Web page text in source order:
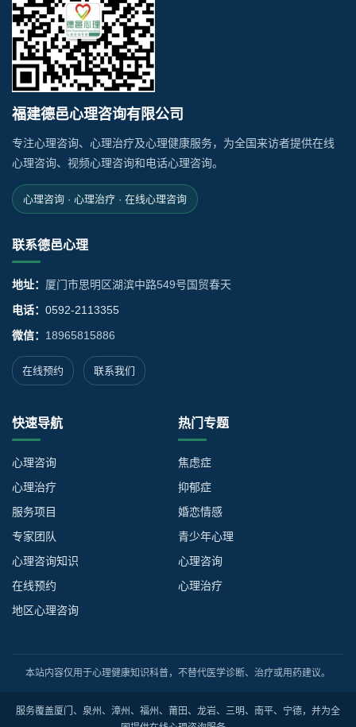
福建德邑心理咨询有限公司
专注心理咨询、心理治疗及心理健康服务，为全国来访者提供在线
心理咨询、视频心理咨询和电话心理咨询。
心理咨询 · 心理治疗 · 在线心理咨询
联系德邑心理
地址： 厦门市思明区湖滨中路549号国贸春天
电话： 0592-2113355
微信： 18965815886
在线预约 联系我们
快速导航
心理咨询
心理治疗
服务项目
专家团队
心理咨询知识
在线预约
地区心理咨询
热门专题
焦虑症
抑郁症
婚恋情感
青少年心理
心理咨询
心理治疗
本站内容仅用于心理健康知识科普，不替代医学诊断、治疗或用药建议。
服务覆盖厦门、泉州、漳州、福州、莆田、龙岩、三明、南平、宁德，并为全